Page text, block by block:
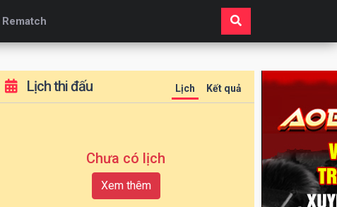
Rematch
Lịch thi đấu Lịch Kết quả
Chưa có lịch
Xem thêm